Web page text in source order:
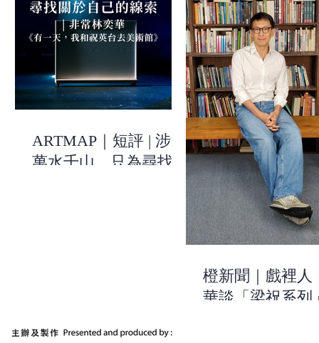
ARTMAP｜短評 | 涉過
萬水千山，只為尋找關
橙新聞｜戲裡人
華談「梁祝系列